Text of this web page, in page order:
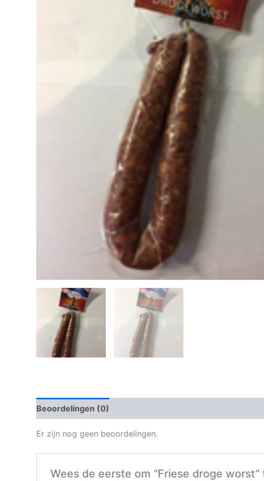
Beoordelingen (0)
Er zijn nog geen beoordelingen.
Wees de eerste om “Friese droge